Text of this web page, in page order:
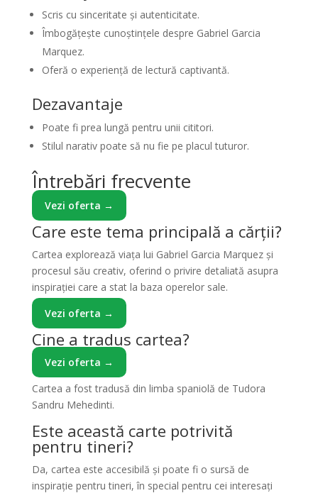
Scris cu sinceritate și autenticitate.
Îmbogățește cunoștințele despre Gabriel Garcia
Marquez.
Oferă o experiență de lectură captivantă.
Dezavantaje
Poate fi prea lungă pentru unii cititori.
Stilul narativ poate să nu fie pe placul tuturor.
Întrebări frecvente
Vezi oferta →
Care este tema principală a cărții?
Cartea explorează viața lui Gabriel Garcia Marquez și
procesul său creativ, oferind o privire detaliată asupra
inspirației care a stat la baza operelor sale.
Vezi oferta →
Cine a tradus cartea?
Vezi oferta →
Cartea a fost tradusă din limba spaniolă de Tudora
Sandru Mehedinti.
Este această carte potrivită
pentru tineri?
Da, cartea este accesibilă și poate fi o sursă de
inspirație pentru tineri, în special pentru cei interesați